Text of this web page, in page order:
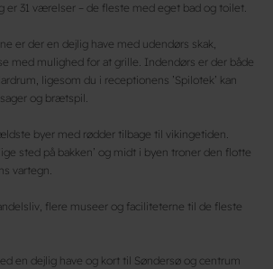
er 31 værelser – de fleste med eget bad og toilet.
er der en dejlig have med udendørs skak,
med mulighed for at grille. Indendørs er der både
ligesom du i receptionens ’Spilotek’ kan
og brætspil.
byer med rødder tilbage til vikingetiden.
sted på bakken’ og midt i byen troner den flotte
vartegn.
flere museer og faciliteterne til de fleste
en dejlig have og kort til Søndersø og centrum